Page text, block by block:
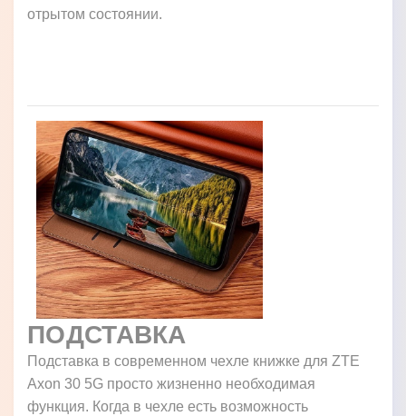
отрытом состоянии.
ПОДСТАВКА
Подставка в современном чехле книжке для ZTE
Axon 30 5G просто жизненно необходимая
функция. Когда в чехле есть возможность